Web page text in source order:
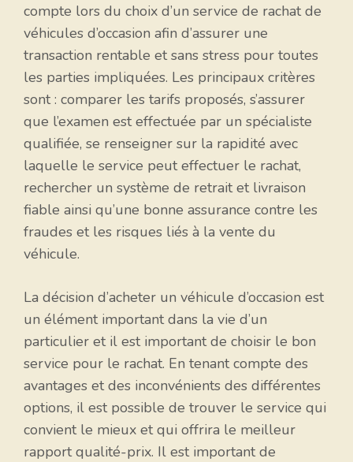
compte lors du choix d’un service de rachat de
véhicules d’occasion afin d’assurer une
transaction rentable et sans stress pour toutes
les parties impliquées. Les principaux critères
sont : comparer les tarifs proposés, s’assurer
que l’examen est effectuée par un spécialiste
qualifiée, se renseigner sur la rapidité avec
laquelle le service peut effectuer le rachat,
rechercher un système de retrait et livraison
fiable ainsi qu’une bonne assurance contre les
fraudes et les risques liés à la vente du
véhicule.
La décision d’acheter un véhicule d’occasion est
un élément important dans la vie d’un
particulier et il est important de choisir le bon
service pour le rachat. En tenant compte des
avantages et des inconvénients des différentes
options, il est possible de trouver le service qui
convient le mieux et qui offrira le meilleur
rapport qualité-prix. Il est important de